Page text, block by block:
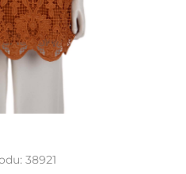
38921